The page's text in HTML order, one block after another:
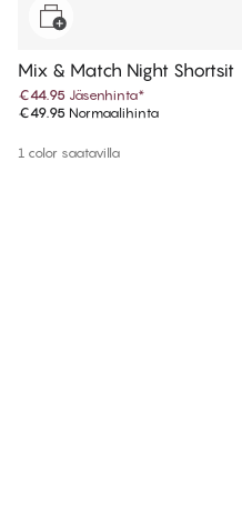
Mix & Match Night Shortsit
€44.95 Jäsenhinta*
€49.95 Normaalihinta
1 color saatavilla